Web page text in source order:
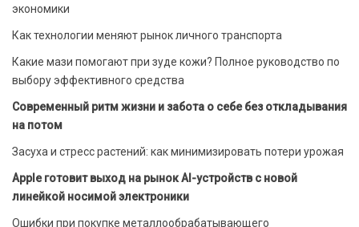
экономики
Как технологии меняют рынок личного транспорта
Какие мази помогают при зуде кожи? Полное руководство по
выбору эффективного средства
Современный ритм жизни и забота о себе без откладывания
на потом
Засуха и стресс растений: как минимизировать потери урожая
Apple готовит выход на рынок AI-устройств с новой
линейкой носимой электроники
Ошибки при покупке металлообрабатывающего